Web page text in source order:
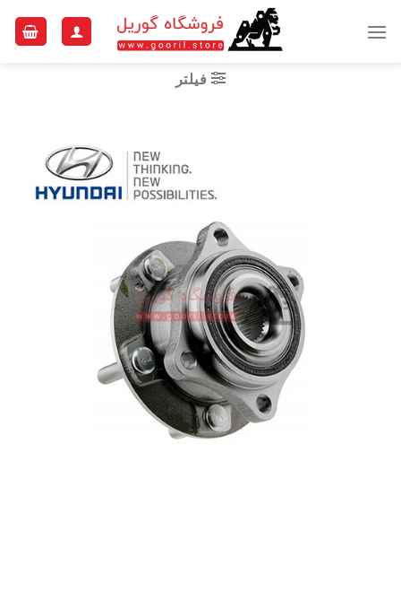
فیلتر